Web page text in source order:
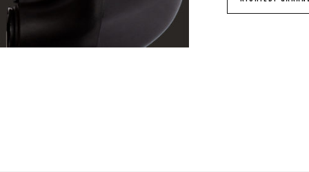
LUNGO CAMMINO: DAL MONDO DELLE MINIMOTO A QUELLO DEL